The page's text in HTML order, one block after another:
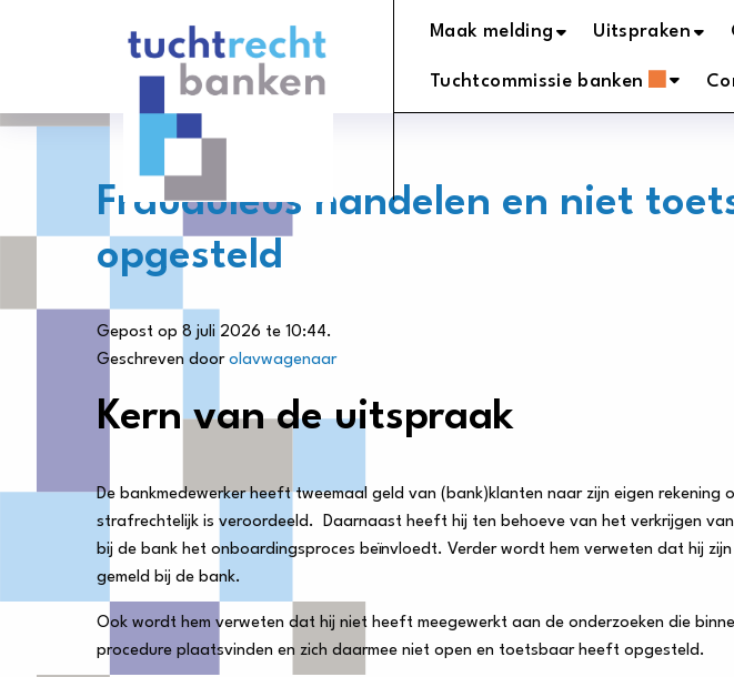
logo
Maak melding Uitspraken
Tuchtcommissie banken
Frauduleus handelen en niet
opgesteld
Gepost op 8 juli 2026 te 10:44.
Geschreven door olavwagenaar
Kern van de uitspraak
De bankmedewerker heeft tweemaal geld van (bank)klanten naar zijn eigen rekening
strafrechtelijk is veroordeeld. Daarnaast heeft hij ten behoeve van het verkrijgen van
bij de bank het onboardingsproces beïnvloedt. Verder wordt hem verweten dat hij
gemeld bij de bank.
Ook wordt hem verweten dat hij niet heeft meegewerkt aan de onderzoeken die
procedure plaatsvinden en zich daarmee niet open en toetsbaar heeft opgesteld.